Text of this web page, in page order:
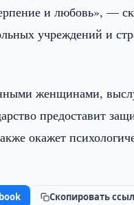
и любовь», —
учреждений и
женщинами,
предоставит
окажет
Скопировать